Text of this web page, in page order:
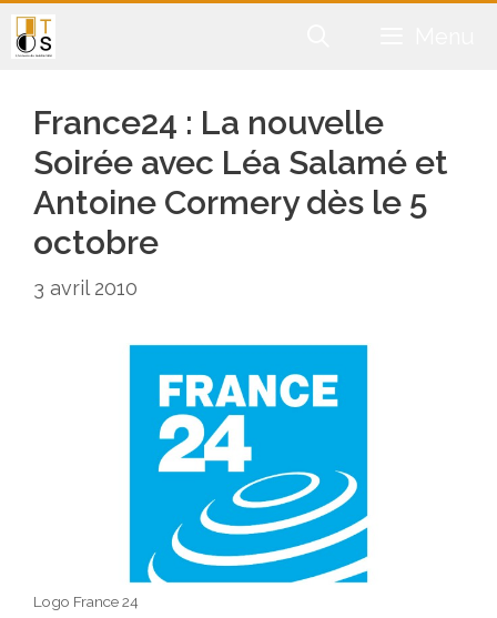
Aller
au
France24 : La nouvelle
Soirée avec Léa Salamé et
Antoine Cormery dès le 5
octobre
3 avril 2010
Logo France 24